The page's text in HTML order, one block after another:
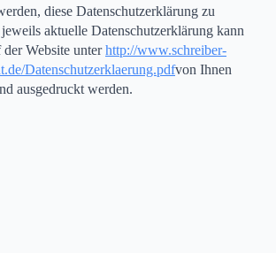
diese Datenschutzerklärung zu
aktuelle Datenschutzerklärung kann
der Website unterhttp://www.schreiber-
Datenschutzerklaerung.pdfvon Ihnen
ausgedruckt werden.